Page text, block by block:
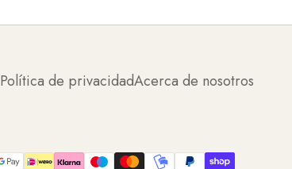
Política de privacidadAcerca de nosotros